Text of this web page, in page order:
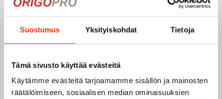
Suostumus Yksityiskohdat Tietoja
Tämä sivusto käyttää evästeitä
Käytämme evästeitä tarjoamamme sisällön ja mainosten
räätälöimiseen, sosiaalisen median ominaisuuksien
may include the reason for the return in the body of
returns from all other countries, the customer is
responsible for the return shipping costs.
Once we have received and processed your return,